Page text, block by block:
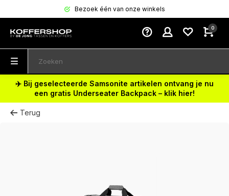
Bezoek één van onze winkels
0
✈️ Bij geselecteerde Samsonite artikelen ontvang je nu
een gratis Underseater Backpack – klik hier!
Terug